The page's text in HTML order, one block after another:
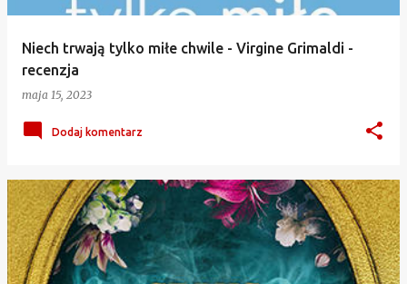
Niech trwają tylko miłe chwile - Virgine Grimaldi -
recenzja
maja 15, 2023
Dodaj komentarz